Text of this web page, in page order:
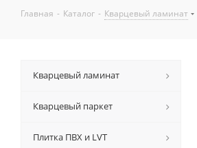
Главная - Каталог - Кварцевый ламинат
Кварцевый ламинат
Кварцевый паркет
Плитка ПВХ и LVT